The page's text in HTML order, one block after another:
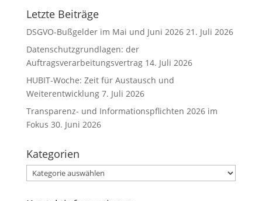
Letzte Beiträge
DSGVO-Bußgelder im Mai und Juni 2026 21. Juli 2026
Datenschutzgrundlagen: der
Auftragsverarbeitungsvertrag 14. Juli 2026
HUBIT-Woche: Zeit für Austausch und
Weiterentwicklung 7. Juli 2026
Transparenz- und Informationspflichten 2026 im
Fokus 30. Juni 2026
Kategorien
Kategorien